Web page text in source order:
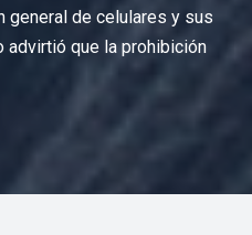
general de celulares y sus
advirtió que la prohibición